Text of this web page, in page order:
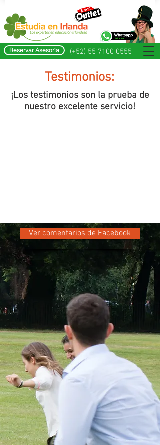
Reservar Asesoría (+52) 55 7100 0555
Testimonios:
¡Los testimonios son la prueba de
nuestro excelente servicio!
Ver comentarios de Facebook